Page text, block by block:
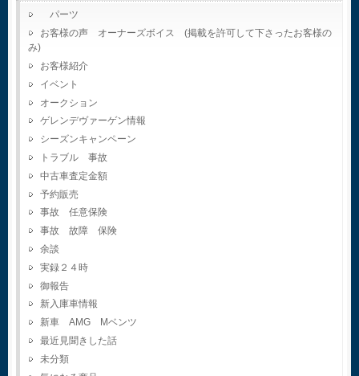
パーツ
お客様の声 オーナーズボイス (掲載を許可して下さったお客様の
み)
お客様紹介
イベント
オークション
ゲレンデヴァーゲン情報
シーズンキャンペーン
トラブル 事故
中古車査定金額
予約販売
事故 任意保険
事故 故障 保険
余談
実録２４時
御報告
新入庫車情報
新車 AMG Mベンツ
最近見聞きした話
未分類